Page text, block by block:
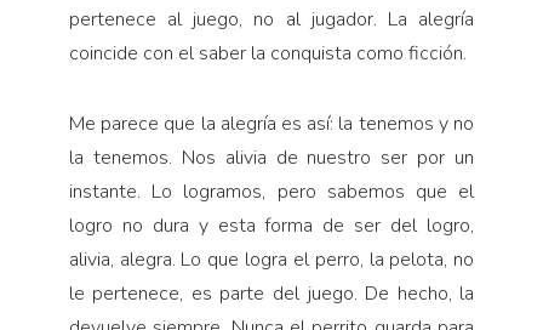
pertenece al juego, no al jugador. La alegría
coincide con el saber la conquista como ficción.
Me parece que la alegría es así: la tenemos y no
la tenemos. Nos alivia de nuestro ser por un
instante. Lo logramos, pero sabemos que el
logro no dura y esta forma de ser del logro,
alivia, alegra. Lo que logra el perro, la pelota, no
le pertenece, es parte del juego. De hecho, la